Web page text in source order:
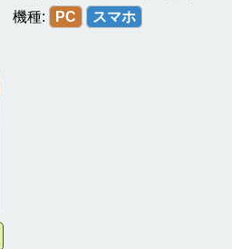
機種:
PC スマホ